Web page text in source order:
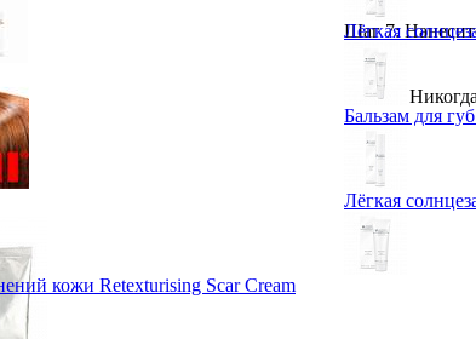
Шаг 7:
Важно:
Лёгкая
Бальзам для
Лёгкая
кожи Retexturising Scar Cream